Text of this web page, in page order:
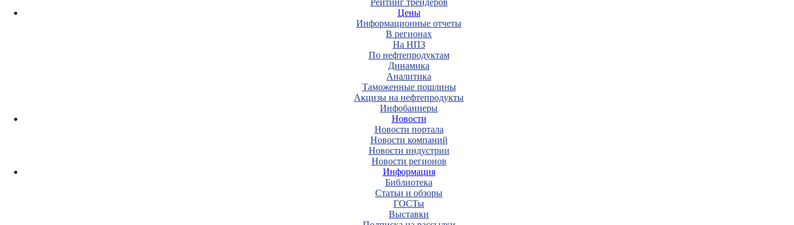
Рейтинг трейдеров
Цены
Информационные отчеты
В регионах
На НПЗ
По нефтепродуктам
Динамика
Аналитика
Таможенные пошлины
Акцизы на нефтепродукты
Инфобаннеры
Новости
Новости портала
Новости компаний
Новости индустрии
Новости регионов
Информация
Библиотека
Статьи и обзоры
ГОСТы
Выставки